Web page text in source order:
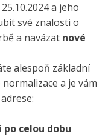
a jeho
své znalosti o
a navázat nové
alespoň základní
a je vám
celou dobu